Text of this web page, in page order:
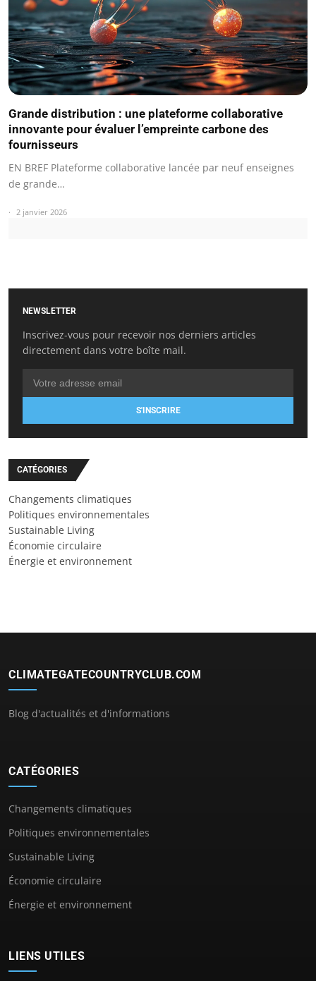
Grande distribution : une plateforme collaborative
innovante pour évaluer l’empreinte carbone des
fournisseurs
EN BREF Plateforme collaborative lancée par neuf enseignes
de grande…
2 janvier 2026
NEWSLETTER
Inscrivez-vous pour recevoir nos derniers articles
directement dans votre boîte mail.
S'INSCRIRE
CATÉGORIES
Changements climatiques
Politiques environnementales
Sustainable Living
Économie circulaire
Énergie et environnement
CLIMATEGATECOUNTRYCLUB.COM
Blog d'actualités et d'informations
CATÉGORIES
Changements climatiques
Politiques environnementales
Sustainable Living
Économie circulaire
Énergie et environnement
LIENS UTILES